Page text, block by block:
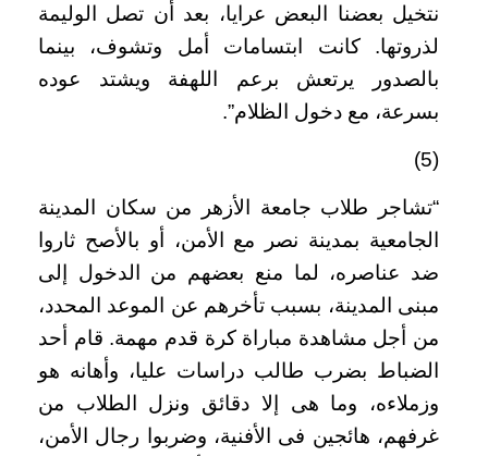
نتخيل بعضنا البعض عرايا، بعد أن تصل الوليمة
لذروتها. كانت ابتسامات أمل وتشوف، بينما
بالصدور يرتعش برعم اللهفة ويشتد عوده
بسرعة، مع دخول الظلام.”
(5)
“تشاجر طلاب جامعة الأزهر من سكان المدينة
الجامعية بمدينة نصر مع الأمن، أو بالأصح ثاروا
ضد عناصره، لما منع بعضهم من الدخول إلى
مبنى المدينة، بسبب تأخرهم عن الموعد المحدد،
من أجل مشاهدة مباراة كرة قدم مهمة. قام أحد
الضباط بضرب طالب دراسات عليا، وأهانه هو
وزملاءه، وما هى إلا دقائق ونزل الطلاب من
غرفهم، هائجين فى الأفنية، وضربوا رجال الأمن،